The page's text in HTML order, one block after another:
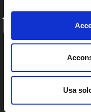
Usa
Chi siamo
Agricoltori